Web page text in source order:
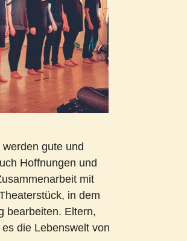
gute und
Hoffnungen und
mit
in dem
bearbeiten. Eltern,
die Lebenswelt von